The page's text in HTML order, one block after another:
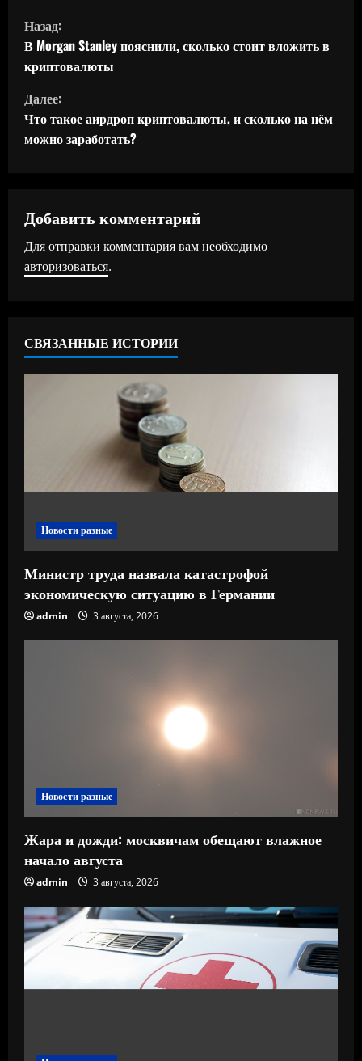
П
р
о
д
о
ж
и
ч
и
Назад:
В Morgan Stanley пояснили, сколько стоит вложить в
криптовалюты
Далее:
Что такое аирдроп криптовалюты, и сколько на нём
можно заработать?
Добавить комментарий
Для отправки комментария вам необходимо
авторизоваться.
СВЯЗАННЫЕ ИСТОРИИ
Новости разные
Министр труда назвала катастрофой
экономическую ситуацию в Германии
admin 3 августа, 2026
Новости разные
Жара и дожди: москвичам обещают влажное
начало августа
admin 3 августа, 2026